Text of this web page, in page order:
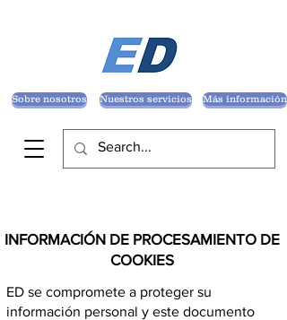
Nuestros servicios Más información
Sobre nosotros
INFORMACIÓN DE PROCESAMIENTO DE
COOKIES
ED se compromete a proteger su
información personal y este documento